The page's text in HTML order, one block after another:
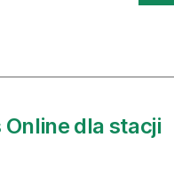
dla stacji